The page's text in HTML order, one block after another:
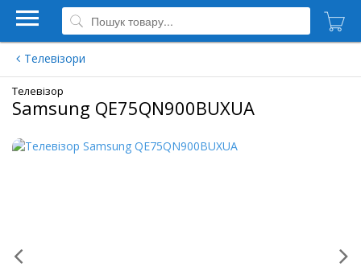
Телевізори
Телевізор
Samsung QE75QN900BUXUA